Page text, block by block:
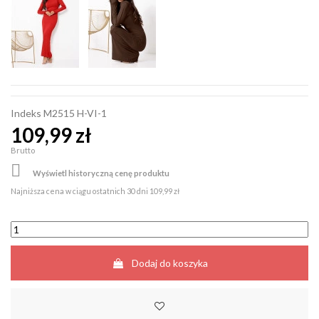
Indeks M2515 H-VI-1
109,99 zł
Brutto

Wyświetl historyczną cenę produktu
Najniższa cena w ciągu ostatnich 30 dni 109,99 zł
Dodaj do koszyka